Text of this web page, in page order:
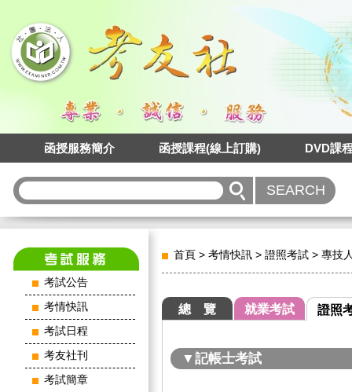
函授服務簡介 函授課程(線上訂購) DVD課
考試公告
考情快訊
考試日程
考友社刊
考試簡章
首頁 > 考情快訊 > 證照考試 > 專技
總 覽 就業考試 證照
▼記帳士考試